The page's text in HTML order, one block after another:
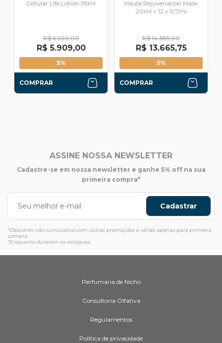
Cellular Life Lotion 115ml
R$ 6.220,00
R$ 5.909,00
5%
COMPRAR
Haute Rejuvenation Mask
20ml + 12 x 0,7ml
R$ 14.385,00
R$ 13.665,75
5%
COMPRAR
ASSINE NOSSA NEWSLETTER
Cadastre-se em nossa newsletter e ganhe 5% off na sua
primeira compra*
Cadastrar
*Desconto não cumulativo com outras promoções e válido apenas para primeira
compra.
*Enquanto durarem os estoques
Perfumaria de Nicho
Consultoria Olfativa
Regulamentos
Política de privacidade